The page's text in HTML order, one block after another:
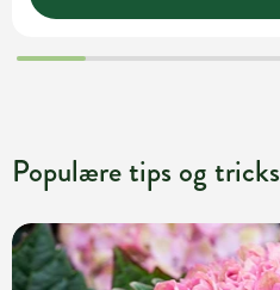
Populære tips og tricks